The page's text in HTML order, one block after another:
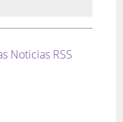
Noticias RSS